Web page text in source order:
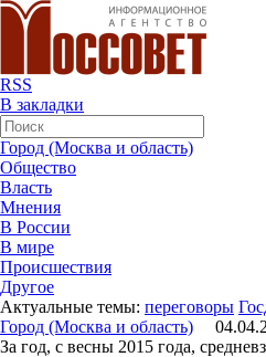
RSS
В закладки
Город (Москва и область)
Общество
Власть
Мнения
В России
В мире
Происшествия
Другое
Актуальные темы: переговоры
Город (Москва и область)
За год, с весны 2015 года,